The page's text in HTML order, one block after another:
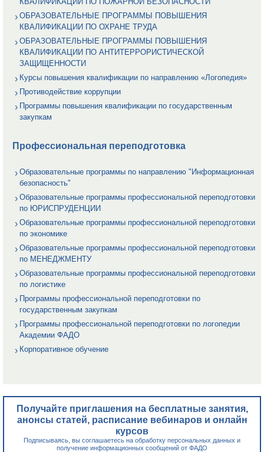
ОБРАЗОВАТЕЛЬНЫЕ ПРОГРАММЫ ПОВЫШЕНИЯ
КВАЛИФИКАЦИИ ПО ОХРАНЕ ТРУДА
ОБРАЗОВАТЕЛЬНЫЕ ПРОГРАММЫ ПОВЫШЕНИЯ
КВАЛИФИКАЦИИ ПО АНТИТЕРРОРИСТИЧЕСКОЙ
ЗАЩИЩЕННОСТИ
Курсы повышения квалификации по направлению «Логопедия»
Противодействие коррупции
Программы повышения квалификации по государственным
закупкам
Профессиональная переподготовка
Образовательные программы по направлению "Информационная
безопасность"
Образовательные программы профессиональной переподготовки
по ЮРИСПРУДЕНЦИИ
Образовательные программы профессиональной переподготовки
по экономике
Образовательные программы профессиональной переподготовки
по МЕНЕДЖМЕНТУ
Образовательные программы профессиональной переподготовки
по логистике
Программы профессиональной переподготовки по
государственным закупкам
Программы профессиональной переподготовки по логопедии
Академии ФАДО
Корпоративное обучение
Получайте приглашения на бесплатные занятия,
анонсы статей, расписание вебинаров и онлайн
курсов
Подписываясь, вы соглашаетесь на обработку персональных данных и
получение информационных сообщений от ФАДО